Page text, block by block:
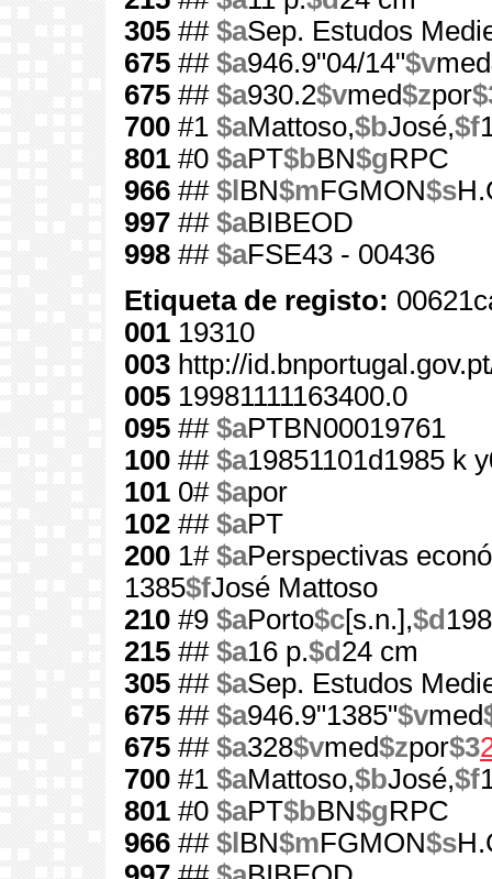
305 ## $aSep. Estudos
675 ## $a946.9"04/14"$vmed
675 ## $a930.2$vmed$zpor
700 #1 $aMattoso,$bJosé,$f
801 #0 $aPT$bBN$gRPC
966 ## $l BN$mFGMON$s
997 ## $aBIBEOD
998 ## $aFSE43 - 00436
Etiqueta de registo:
001 19310
003 http://
005 19981111163400.0
095 ## $aPTBN00019761
100 ## $a19851101d1985 k
101 0# $apor
102 ## $aPT
200 1# $aPerspectivas
1385$fJosé Mattoso
210 #9 $aPorto$c[s.n.],$d
215 ## $a16 p.$d 24 cm
305 ## $aSep. Estudos
675 ## $a946.9"1385"$vmed
675 ## $a328$vmed$zpor$3
700 #1 $aMattoso,$bJosé,$f
801 #0 $aPT$bBN$gRPC
966 ## $l BN$mFGMON$s